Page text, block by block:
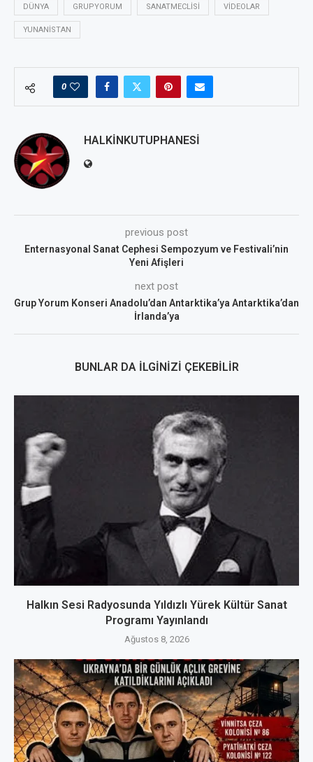
DÜNYA GRUPYORUM SANATMECLISI VIDEOLAR
YUNANISTAN
0
HALKINKUTUPHANESI
previous post
Enternasyonal Sanat Cephesi Sempozyum ve Festivali’nin
Yeni Afişleri
next post
Grup Yorum Konseri Anadolu’dan Antarktika’ya Antarktika’dan
İrlanda’ya
BUNLAR DA İLGINIZI ÇEKEBILIR
Halkın Sesi Radyosunda Yıldızlı Yürek Kültür Sanat
Programı Yayınlandı
Ağustos 8, 2026